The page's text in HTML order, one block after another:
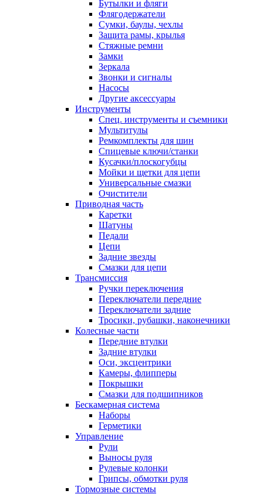
Бутылки и фляги
Флягодержатели
Сумки, баулы, чехлы
Защита рамы, крылья
Стяжные ремни
Замки
Зеркала
Звонки и сигналы
Насосы
Другие аксессуары
Инструменты
Спец. инструменты и съемники
Мультитулы
Ремкомплекты для шин
Спицевые ключи/станки
Кусачки/плоскогубцы
Мойки и щетки для цепи
Универсальные смазки
Очистители
Приводная часть
Каретки
Шатуны
Педали
Цепи
Задние звезды
Смазки для цепи
Трансмиссия
Ручки переключения
Переключатели передние
Переключатели задние
Тросики, рубашки, наконечники
Колесные части
Передние втулки
Задние втулки
Оси, эксцентрики
Камеры, флипперы
Покрышки
Смазки для подшипников
Бескамерная система
Наборы
Герметики
Управление
Рули
Выносы руля
Рулевые колонки
Грипсы, обмотки руля
Тормозные системы